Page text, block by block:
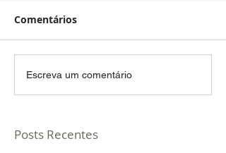
Comentários
Escreva um comentário
Posts Recentes